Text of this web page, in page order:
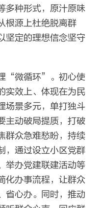
多种形式，原汁原味
根源上杜绝脱离群
坚定的理想信念坚守
“微循环”。初心使
实效上、体现在为民
场景多元，单打独斗
主动破局提质，打破
群众急难愁盼，持续
，通过设立小区党群
举办党建联建活动等
化办事流程，让群众
省心办。同时，推动